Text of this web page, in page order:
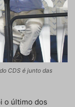
CDS é junto das
o último dos